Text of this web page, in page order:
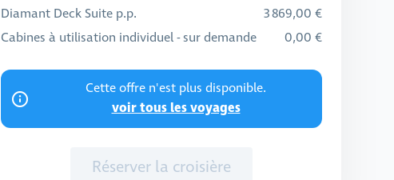
Diamant Deck Suite p.p.
3 869,00 €
Cabines à utilisation individuel - sur demande
0,00 €
Cette offre n'est plus disponible.
voir tous les voyages
Réserver la croisière